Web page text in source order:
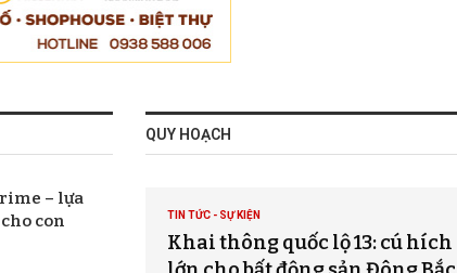
– lựa
con
QUY HOẠCH
TIN TỨC - SỰ KIỆN
Khai thông quốc lộ 13: cú hích